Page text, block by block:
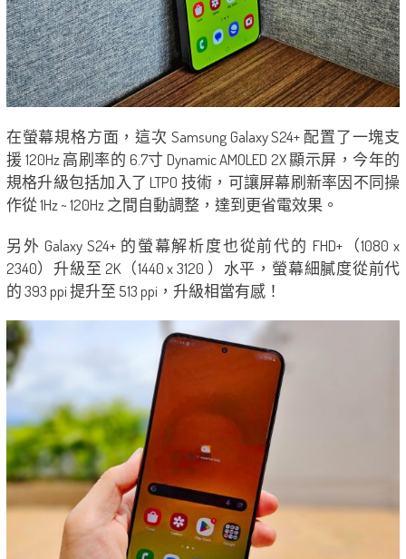
在螢幕規格方面，這次 Samsung Galaxy S24+ 配置了一塊支
援 120Hz 高刷率的 6.7寸 Dynamic AMOLED 2X 顯示屏，今年的
規格升級包括加入了 LTPO 技術，可讓屏幕刷新率因不同操
作從 1Hz ~ 120Hz 之間自動調整，達到更省電效果。
另外 Galaxy S24+ 的螢幕解析度也從前代的 FHD+（1080 x
2340）升級至 2K（1440 x 3120 ）水平，螢幕細膩度從前代
的 393 ppi 提升至 513 ppi，升級相當有感！